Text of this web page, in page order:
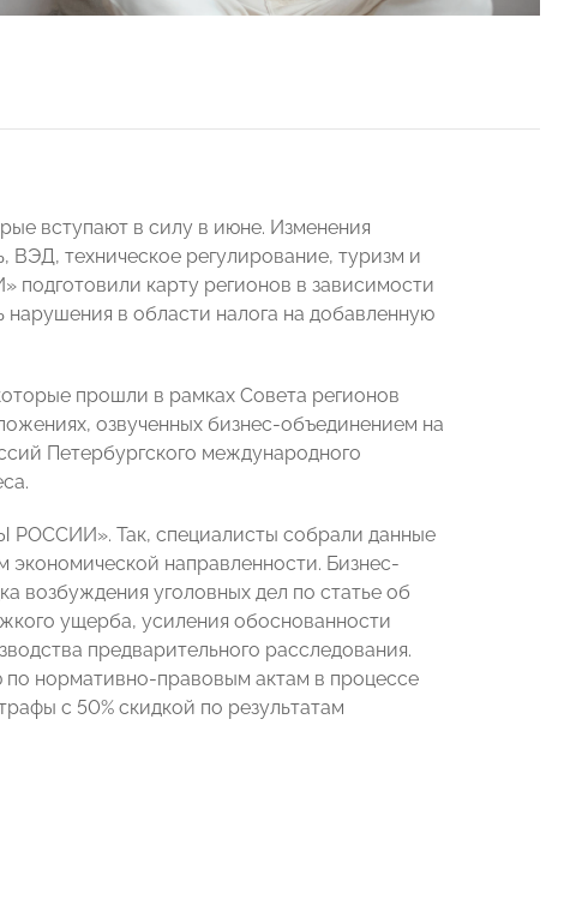
вступают в силу в июне. Изменения
ВЭД, техническое регулирование, туризм и
карту регионов в зависимости
в области налога на добавленную
прошли в рамках Совета регионов
озвученных бизнес-объединением на
Петербургского международного
РОССИИ». Так, специалисты собрали данные
направленности. Бизнес-
возбуждения уголовных дел по статье об
ущерба, усиления обоснованности
предварительного расследования.
нормативно-правовым актам в процессе
с 50% скидкой по результатам